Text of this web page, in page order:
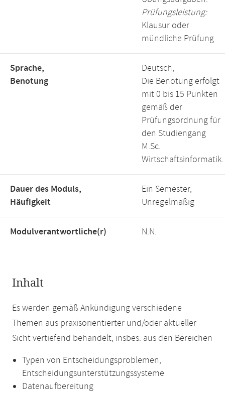
Prüfungsleistung:
Klausur oder
mündliche Prüfung
Sprache,
Benotung
Deutsch,
Die Benotung erfolgt
mit 0 bis 15 Punkten
gemäß der
Prüfungsordnung für
den Studiengang
M.Sc.
Wirtschaftsinformatik.
Dauer des Moduls,
Häufigkeit
Ein Semester,
Unregelmäßig
Modulverantwortliche(r) N.N.
Inhalt
Es werden gemäß Ankündigung verschiedene
Themen aus praxisorientierter und/oder aktueller
Sicht vertiefend behandelt, insbes. aus den Bereichen
Typen von Entscheidungsproblemen,
Entscheidungsunterstützungssysteme
Datenaufbereitung